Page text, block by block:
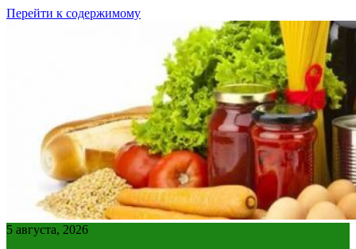
Перейти к содержимому
5 августа, 2026